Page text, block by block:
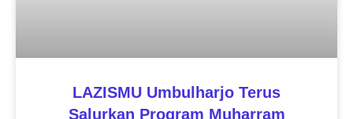
LAZISMU Umbulharjo Terus
Salurkan Program Muharram